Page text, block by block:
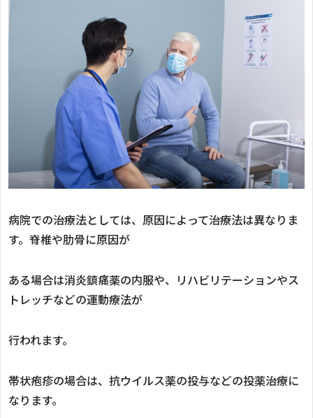
病院での治療法としては、原因によって治療法は異なりま
す。脊椎や肋骨に原因が
ある場合は消炎鎮痛薬の内服や、リハビリテーションやス
トレッチなどの運動療法が
行われます。
帯状疱疹の場合は、抗ウイルス薬の投与などの投薬治療に
なります。